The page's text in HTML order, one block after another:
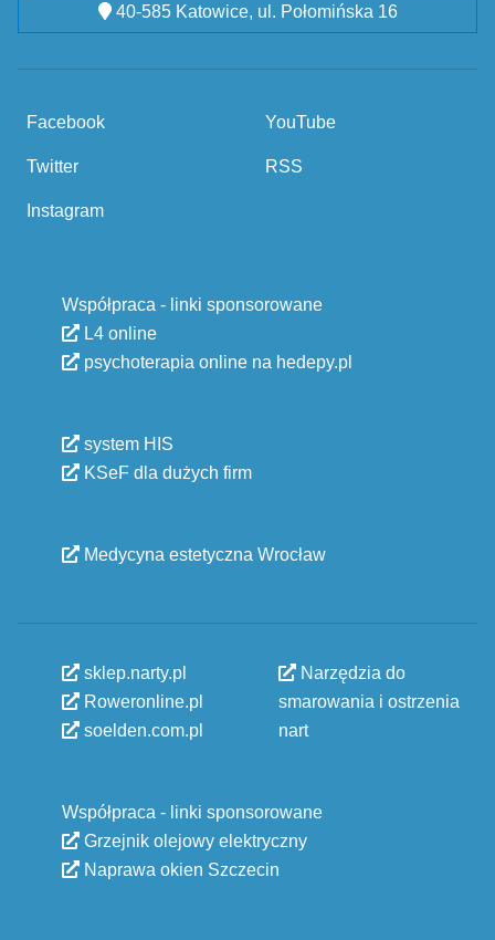
40-585 Katowice, ul. Połomińska 16
Facebook
Twitter
Instagram
YouTube
RSS
Współpraca - linki sponsorowane
L4 online
psychoterapia online na hedepy.pl
system HIS
KSeF dla dużych firm
Medycyna estetyczna Wrocław
sklep.narty.pl
Roweronline.pl
soelden.com.pl
Narzędzia do
smarowania i ostrzenia
nart
Współpraca - linki sponsorowane
Grzejnik olejowy elektryczny
Naprawa okien Szczecin